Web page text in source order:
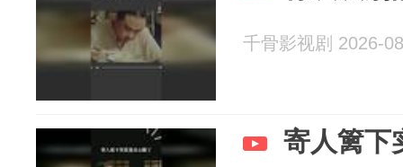
千骨影视剧 2026-
寄人篱下